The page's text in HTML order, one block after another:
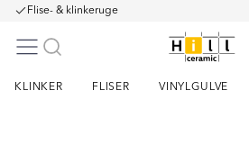
Flise- & klinkeruge
KLINKER FLISER VINYLGULVE